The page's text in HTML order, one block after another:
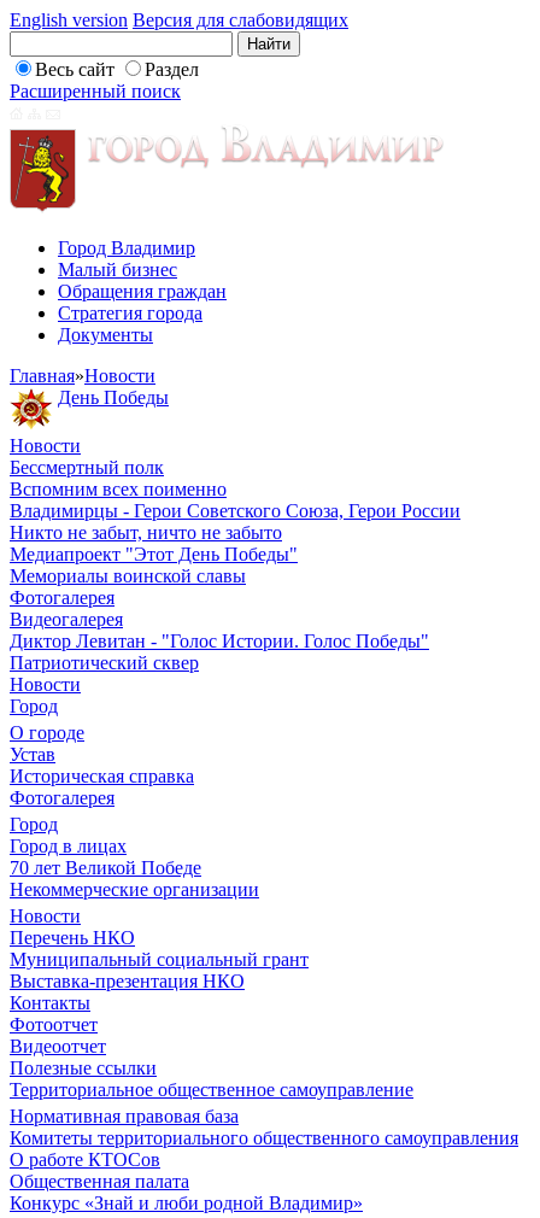
English version Версия для слабовидящих
Весь сайт
Раздел
Расширенный поиск
Город Владимир
Малый бизнес
Обращения граждан
Стратегия города
Документы
Главная»Новости
День Победы
Новости
Бессмертный полк
Вспомним всех поименно
Владимирцы - Герои Советского Союза, Герои России
Никто не забыт, ничто не забыто
Медиапроект "Этот День Победы"
Мемориалы воинской славы
Фотогалерея
Видеогалерея
Диктор Левитан - "Голос Истории. Голос Победы"
Патриотический сквер
Новости
Город
О городе
Устав
Историческая справка
Фотогалерея
Город
Город в лицах
70 лет Великой Победе
Некоммерческие организации
Новости
Перечень НКО
Муниципальный социальный грант
Выставка-презентация НКО
Контакты
Фотоотчет
Видеоотчет
Полезные ссылки
Территориальное общественное самоуправление
Нормативная правовая база
Комитеты территориального общественного самоуправления
О работе КТОСов
Общественная палата
Конкурс «Знай и люби родной Владимир»